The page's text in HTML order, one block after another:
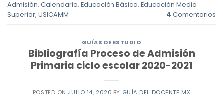
Admisión, Calendario, Educación Básica, Educación Media
Superior, USICAMM 4 Comentarios
GUÍAS DE ESTUDIO
Bibliografía Proceso de Admisión
Primaria ciclo escolar 2020-2021
POSTED ONJULIO 14, 2020 BY GUÍA DEL DOCENTE MX